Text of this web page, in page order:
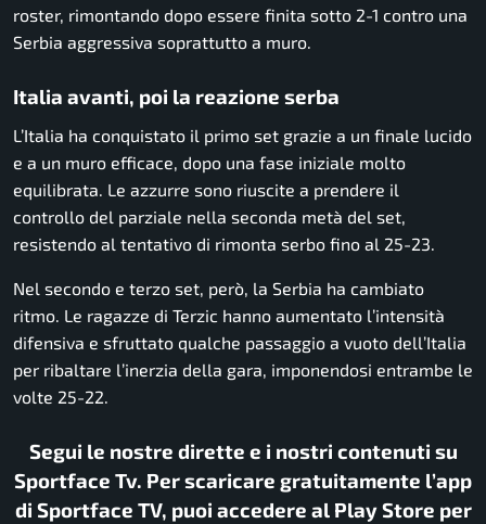
roster, rimontando dopo essere finita sotto 2-1 contro una
Serbia aggressiva soprattutto a muro.
Italia avanti, poi la reazione serba
L’Italia ha conquistato il primo set grazie a un finale lucido
e a un muro efficace, dopo una fase iniziale molto
equilibrata. Le azzurre sono riuscite a prendere il
controllo del parziale nella seconda metà del set,
resistendo al tentativo di rimonta serbo fino al 25-23.
Nel secondo e terzo set, però, la Serbia ha cambiato
ritmo. Le ragazze di Terzic hanno aumentato l’intensità
difensiva e sfruttato qualche passaggio a vuoto dell’Italia
per ribaltare l’inerzia della gara, imponendosi entrambe le
volte 25-22.
Segui le nostre dirette e i nostri contenuti su
Sportface Tv. Per scaricare gratuitamente l’app
di Sportface TV, puoi accedere al Play Store per